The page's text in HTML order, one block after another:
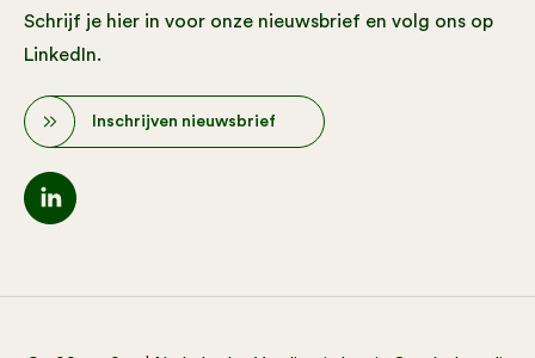
Schrijf je hier in voor onze nieuwsbrief en volg ons op
LinkedIn.
Inschrijven nieuwsbrief